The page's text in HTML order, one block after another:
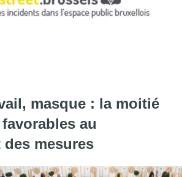
l'article "Plus de 50 incidents sont
masque : la moitié
au
mesures